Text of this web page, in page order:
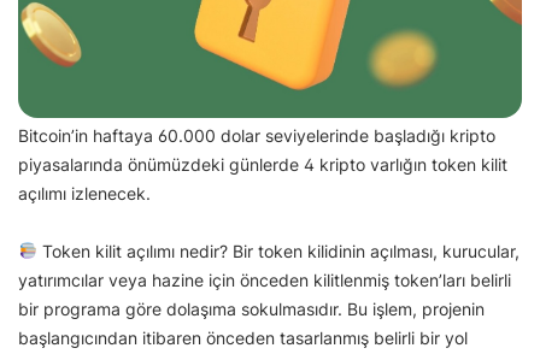
Bitcoin’in haftaya 60.000 dolar seviyelerinde başladığı kripto
piyasalarında önümüzdeki günlerde 4 kripto varlığın token kilit
açılımı izlenecek.
Token kilit açılımı nedir? Bir token kilidinin açılması, kurucular,
yatırımcılar veya hazine için önceden kilitlenmiş token’ları belirli
bir programa göre dolaşıma sokulmasıdır. Bu işlem, projenin
başlangıcından itibaren önceden tasarlanmış belirli bir yol